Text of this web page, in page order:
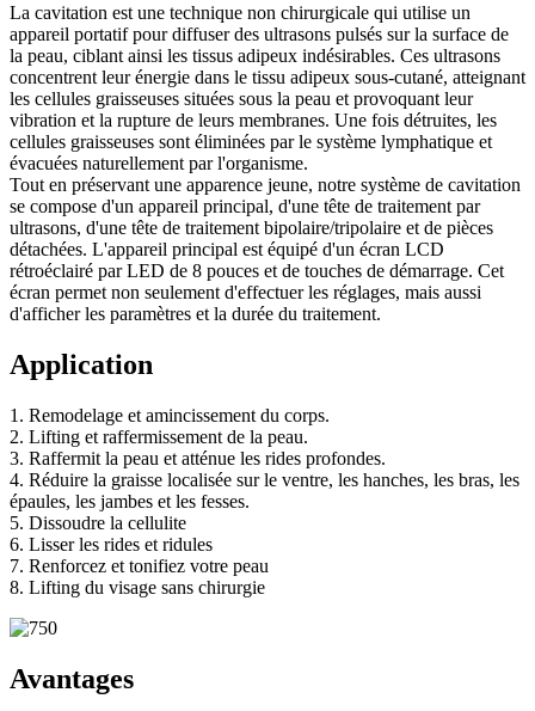
La cavitation est une technique non chirurgicale qui utilise un
appareil portatif pour diffuser des ultrasons pulsés sur la surface de
la peau, ciblant ainsi les tissus adipeux indésirables. Ces ultrasons
concentrent leur énergie dans le tissu adipeux sous-cutané, atteignant
les cellules graisseuses situées sous la peau et provoquant leur
vibration et la rupture de leurs membranes. Une fois détruites, les
cellules graisseuses sont éliminées par le système lymphatique et
évacuées naturellement par l'organisme.
Tout en préservant une apparence jeune, notre système de cavitation
se compose d'un appareil principal, d'une tête de traitement par
ultrasons, d'une tête de traitement bipolaire/tripolaire et de pièces
détachées. L'appareil principal est équipé d'un écran LCD
rétroéclairé par LED de 8 pouces et de touches de démarrage. Cet
écran permet non seulement d'effectuer les réglages, mais aussi
d'afficher les paramètres et la durée du traitement.
Application
1. Remodelage et amincissement du corps.
2. Lifting et raffermissement de la peau.
3. Raffermit la peau et atténue les rides profondes.
4. Réduire la graisse localisée sur le ventre, les hanches, les bras, les
épaules, les jambes et les fesses.
5. Dissoudre la cellulite
6. Lisser les rides et ridules
7. Renforcez et tonifiez votre peau
8. Lifting du visage sans chirurgie
Avantages